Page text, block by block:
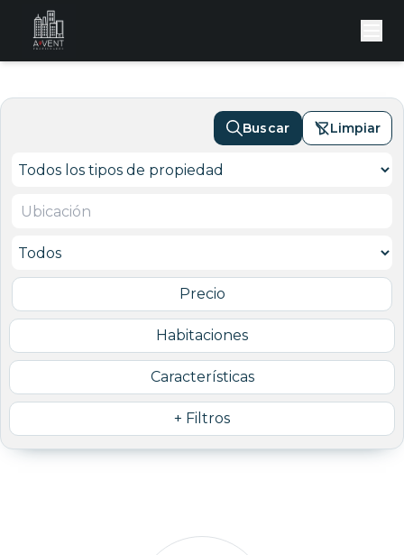
Precio
Habitaciones
Características
+ Filtros
Buscar Limpiar